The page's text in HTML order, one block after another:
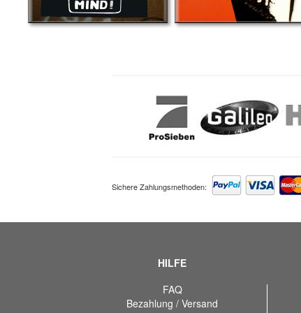
Sichere Zahlungsmethoden:
HILFE
FAQ
Bezahlung / Versand